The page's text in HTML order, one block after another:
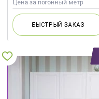
Цена за погонный метр
БЫСТРЫЙЗАКАЗ